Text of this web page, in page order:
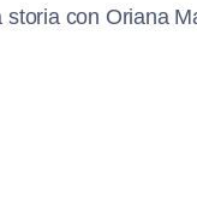
con Oriana